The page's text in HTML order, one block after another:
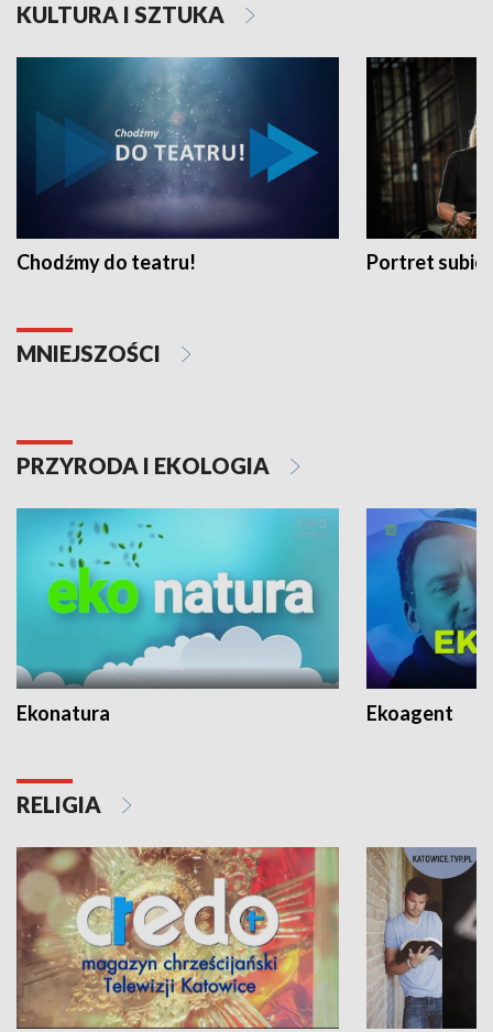
KULTURA I SZTUKA
Chodźmy do teatru! Portret
MNIEJSZOŚCI
PRZYRODA I EKOLOGIA
Ekonatura Ekoagent
RELIGIA